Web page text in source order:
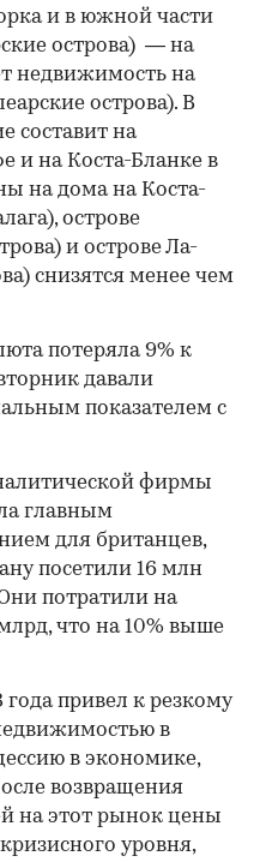
и в южной части
острова) — на
недвижимость на
острова). В
составит на
и на Коста-Бланке в
на дома на Коста-
острове
и острове Ла-
снизятся менее чем
потеряла 9% к
давали
показателем с
фирмы
​главным
для британцев,
посетили 16 млн
потратили на
что на 10% выше
привел к резкому
в
в экономике,
возвращения
на этот рынок цены
уровня,